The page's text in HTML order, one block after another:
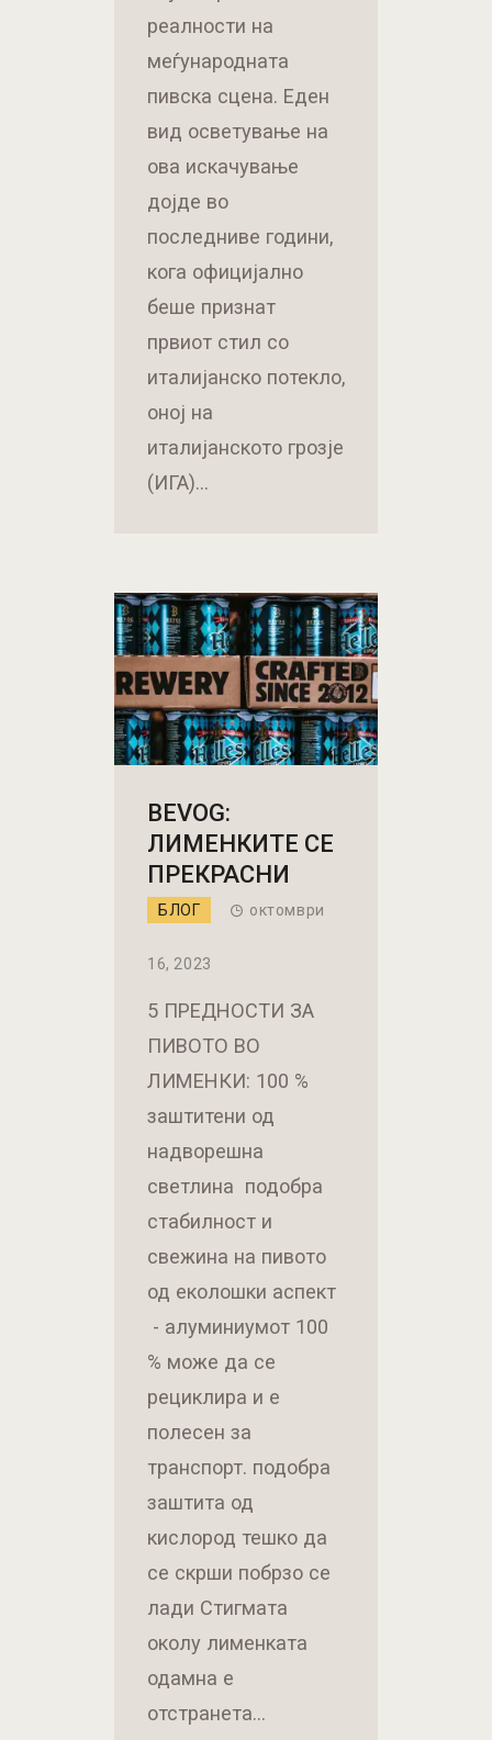
реалности на
меѓународната
пивска сцена. Еден
вид осветување на
ова искачување
дојде во
последниве години,
кога официјално
беше признат
првиот стил со
италијанско потекло,
оној на
италијанското грозје
(ИГА)…
BEVOG:
ЛИМЕНКИТЕ СЕ
ПРЕКРАСНИ
БЛОГ октомври
16, 2023
5 ПРЕДНОСТИ ЗА
ПИВОТО ВО
ЛИМЕНКИ: 100 %
заштитени од
надворешна
светлина подобра
стабилност и
свежина на пивото
од еколошки аспект
- алуминиумот 100
% може да се
рециклира и е
полесен за
транспорт. подобра
заштита од
кислород тешко да
се скрши побрзо се
лади Стигмата
околу лименката
одамна е
отстранета…